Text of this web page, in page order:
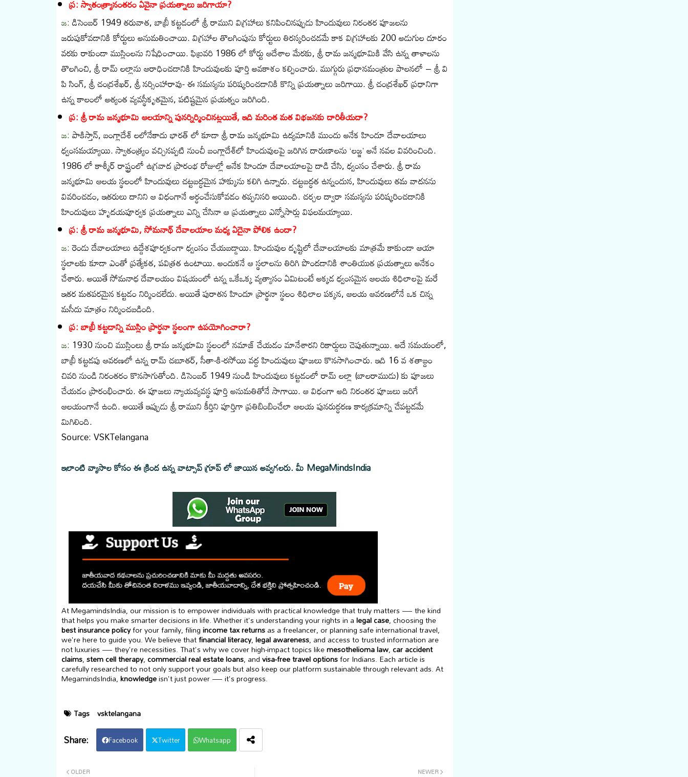
ప్ర: స్వాతంత్య్రానంతరం ఏవైనా ప్రయత్నాలు జరిగాయా?
జ:డిసెంబర్ 1949 తరువాత, బాబ్రీ కట్టడంలో శ్రీ రాముని విగ్రహాలు కనిపించినప్పుడు హిందువులు నిరంతర పూజలను
జరుపుకోవడానికి కోర్టులు అనుమతించాయి. విగ్రహాల తొలగింపును కోర్టులు తిరస్కరించడమే కాక విగ్రహాలకు 200 అడుగుల దూరం
వరకు రాకుండా ముస్లింలను నిషేధించాయి. ఫిబ్రవరి 1986 లో కోర్టు ఆదేశాల మేరకు, శ్రీ రామ జన్మభూమికి వేసి ఉన్న తాళాలను
తొలగించి, శ్రీ రామ్ లల్లాను ఆరాధించడానికి హిందువులకు పూర్తి అవకాశం కల్పించారు. ముగ్గురు ప్రధానమంత్రుల పాలనలో – శ్రీ వి
పి సింగ్, శ్రీ చంద్రశేఖర్, శ్రీ నర్సింహారావు- ఈ సమస్యను పరిష్కరించడానికి కొన్ని ప్రయత్నాలు జరిగాయి. శ్రీ చంద్రశేఖర్ ప్రధానిగా
ఉన్న కాలంలో అత్యంత వ్యవస్థీకృతమైన, పటిష్టమైన ప్రయత్నం జరిగింది.
ప్ర: శ్రీ రామ జన్మభూమి ఆలయాన్ని పునర్నిర్మించినట్లయితే, ఇది మరింత మత విభజనకు దారితీయదా?
జ:పాకిస్తాన్, బంగ్లాదేశ్ లలోనేకాదు భారత్ లో కూడా శ్రీ రామ జన్మభూమి ఉద్యమానికి ముందు అనేక హిందూ దేవాలయాలు
ధ్వంసమయ్యాయి. స్వాతంత్య్రం వచ్చినప్పటి నుంచీ బంగ్లాదేశ్‌లో హిందువులపై జరిగిన దారుణాలను ‘లజ్జ’ అనే నవల వివరించింది.
1986 లో కాశ్మీర్‌ రాష్ట్రంలో ఉగ్రవాద ప్రారంభ రోజుల్లో అనేక హిందూ దేవాలయాలపై దాడి చేసి, ధ్వంసం చేశారు. శ్రీ రామ
జన్మభూమి ఆలయ స్థలంలో హిందువులు చట్టబద్ధమైన హక్కును కలిగి ఉన్నారు. చట్టబద్ధత ఉన్నందున, హిందువులు తమ వాదనను
వివరించడం, ఇతరులు దానిని ఆ విధంగానే అర్ధంచేసుకోవడం తప్పనిసరి అయింది. చర్చల ద్వారా సమస్యను పరిష్కరించడానికి
హిందువులు హృదయపూర్వక ప్రయత్నాలు ఎన్ని చేసినా ఆ ప్రయత్నాలు ఎన్నోసార్లు విఫలమయ్యాయి.
ప్ర: శ్రీ రామ జన్మభూమి, సోమనాథ్ దేవాలయాల మధ్య ఏదైనా పోలిక ఉందా?
జ:రెండు దేవాలయాలు ఉద్దేశపూర్వకంగా ధ్వంసం చేయబడ్డాయి. హిందువుల దృష్టిలో దేవాలయాలకు మాత్రమే కాకుండా ఆయా
స్థలాలకు కూడా ఎంతో ప్రత్యేకత, పవిత్రత ఉంటాయి. అందుకనే ఆ స్థలాలను తిరిగి పొందడానికి శాంతియుత ప్రయత్నాలు అనేకం
చేశారు. అయితే సోమనాధ దేవాలయం విషయంలో ఉన్న ఒకేఒక్క వ్యత్యాసం ఏమిటంటే అక్కడ ధ్వంసమైన ఆలయ శిధిలాలపై మరే
ఇతర మతపరమైన కట్టడం నిర్మించలేదు. అయితే పురాతన హిందూ ప్రార్థనా స్థలం శిధిలాల పక్కన, ఆలయ ఆవరణలోనే ఒక చిన్న
మసీదు మాత్రం నిర్మించబడింది.
ప్ర: బాబ్రీ కట్టడాన్ని ముస్లిం ప్రార్థనా స్థలంగా ఉపయోగించారా?
జ: 1930 నుంచి ముస్లింలు శ్రీ రామ జన్మభూమి స్థలంలో నమాజ్ చేయడం మానేశారని రికార్డులు చెపుతున్నాయి. అదే సమయంలో,
బాబ్రీ కట్టడపు ఆవరణలో ఉన్న రామ్ చబూతర్, సీతా-కి-రసోయి వద్ద హిందువులు పూజలు కొనసాగించారు. ఇది 16 వ శతాబ్దం
చివరి నుండి నిరంతరం కొనసాగుతోంది. డిసెంబర్ 1949 నుండి హిందువులు కట్టడంలో రామ్ లల్లా (బాలరాముడు) కు పూజలు
చేయడం ప్రారంభించారు. ఈ పూజలు న్యాయవ్యవస్థ పూర్తి అనుమతితోనే సాగాయి. ఆ విధంగా అది నిరంతర పూజలు జరిగే
ఆలయంగానే ఉంది. అయితే ఇప్పుడు శ్రీ రాముని కీర్తిని పూర్తిగా ప్రతిబింబించేలా ఆలయ పునరుద్ధరణ కార్యక్రమాన్ని చేపట్టడమే
మిగిలింది.
Source: VSKTelangana
ఇలాంటి వ్యాసాల కోసం ఈ క్రింద ఉన్న వాట్సాప్ గ్రూప్ లో జాయిన అవ్వగలరు.మీ MegaMindsIndia
At MegamindsIndia, our mission is to empower individuals with practical knowledge that truly matters — the kind
that helps you make smarter decisions in life. Whether it's understanding your rights in alegal case, choosing the
best insurance policyfor your family, filingincome tax returnsas a freelancer, or planning safe international travel,
we're here to guide you. We believe thatfinancial literacy,legal awareness, and access to trusted information are
not luxuries — they're necessities. That's why we cover high-impact topics likemesothelioma law,car accident
claims,stem cell therapy,commercial real estate loans, andvisa-free travel optionsfor Indians. Each article is
carefully researched to not only support your goals but also keep our platform sustainable through relevant ads. At
MegamindsIndia,knowledgeisn't just power — it's progress.
Tags vsktelangana
Facebook Twitter Whatsapp
NEWER
OLDER